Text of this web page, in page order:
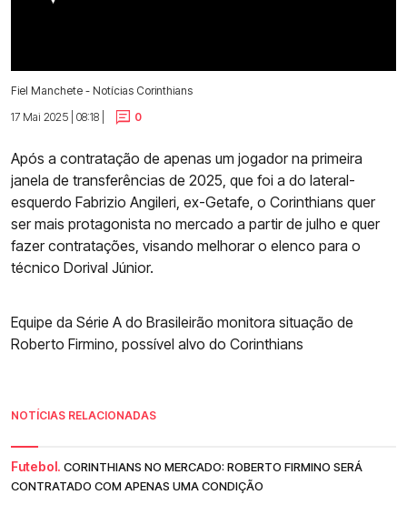
Fiel Manchete - Notícias Corinthians
17 Mai 2025 | 08:18 |
0
Após a contratação de apenas um jogador na primeira
janela de transferências de 2025, que foi a do lateral-
esquerdo Fabrizio Angileri, ex-Getafe, o Corinthians quer
ser mais protagonista no mercado a partir de julho e quer
fazer contratações, visando melhorar o elenco para o
técnico Dorival Júnior.
Equipe da Série A do Brasileirão monitora situação de
Roberto Firmino, possível alvo do Corinthians
NOTÍCIAS RELACIONADAS
Futebol. CORINTHIANS NO MERCADO: ROBERTO FIRMINO SERÁ
CONTRATADO COM APENAS UMA CONDIÇÃO